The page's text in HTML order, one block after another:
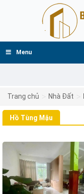
Menu
Trang chủ Nhà Đất
Hồ Tùng Mậu